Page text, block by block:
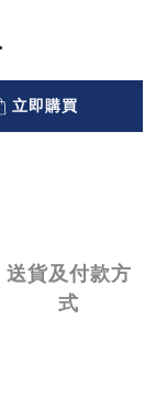
立即購買
送貨及付款方
式